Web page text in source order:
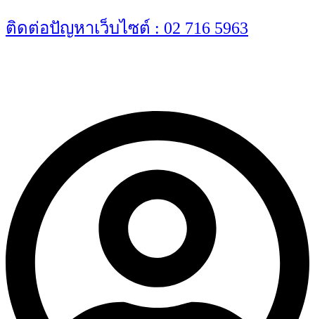
Skip
to
ติดต่อปัญหาเว็บไซต์ : 02 716 5963